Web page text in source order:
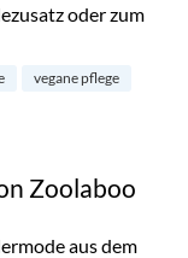
oder zum
für Jung und Alt“
vegane pflege
Zoolaboo
aus dem